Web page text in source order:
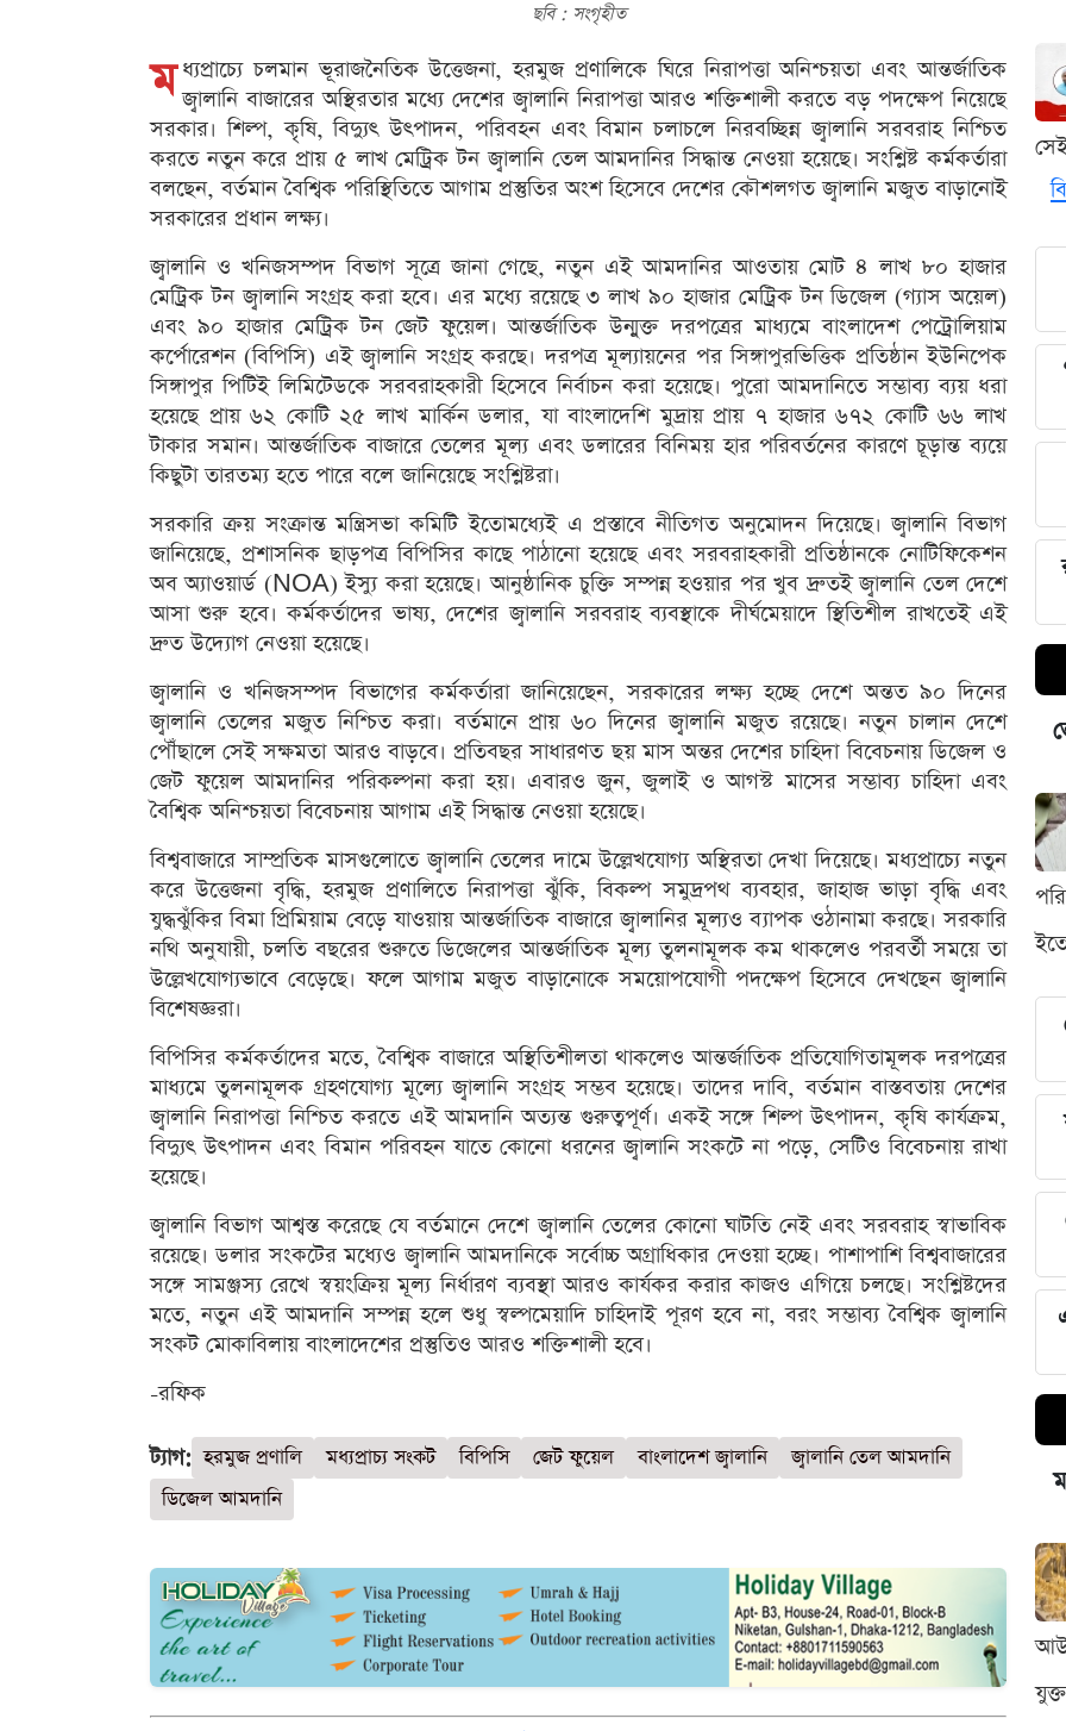
ছবি : সংগৃহীত
ম ধ্যপ্রাচ্যে চলমান ভূরাজনৈতিক উত্তেজনা, হরমুজ প্রণালিকে ঘিরে নিরাপত্তা অনিশ্চয়তা এবং আন্তর্জাতিক
জ্বালানি বাজারের অস্থিরতার মধ্যে দেশের জ্বালানি নিরাপত্তা আরও শক্তিশালী করতে বড় পদক্ষেপ নিয়েছে
সরকার। শিল্প, কৃষি, বিদ্যুৎ উৎপাদন, পরিবহন এবং বিমান চলাচলে নিরবচ্ছিন্ন জ্বালানি সরবরাহ নিশ্চিত
করতে নতুন করে প্রায় ৫ লাখ মেট্রিক টন জ্বালানি তেল আমদানির সিদ্ধান্ত নেওয়া হয়েছে। সংশ্লিষ্ট কর্মকর্তারা
বলছেন, বর্তমান বৈশ্বিক পরিস্থিতিতে আগাম প্রস্তুতির অংশ হিসেবে দেশের কৌশলগত জ্বালানি মজুত বাড়ানোই
সরকারের প্রধান লক্ষ্য।
জ্বালানি ও খনিজসম্পদ বিভাগ সূত্রে জানা গেছে, নতুন এই আমদানির আওতায় মোট ৪ লাখ ৮০ হাজার
মেট্রিক টন জ্বালানি সংগ্রহ করা হবে। এর মধ্যে রয়েছে ৩ লাখ ৯০ হাজার মেট্রিক টন ডিজেল (গ্যাস অয়েল)
এবং ৯০ হাজার মেট্রিক টন জেট ফুয়েল। আন্তর্জাতিক উন্মুক্ত দরপত্রের মাধ্যমে বাংলাদেশ পেট্রোলিয়াম
কর্পোরেশন (বিপিসি) এই জ্বালানি সংগ্রহ করছে। দরপত্র মূল্যায়নের পর সিঙ্গাপুরভিত্তিক প্রতিষ্ঠান ইউনিপেক
সিঙ্গাপুর পিটিই লিমিটেডকে সরবরাহকারী হিসেবে নির্বাচন করা হয়েছে। পুরো আমদানিতে সম্ভাব্য ব্যয় ধরা
হয়েছে প্রায় ৬২ কোটি ২৫ লাখ মার্কিন ডলার, যা বাংলাদেশি মুদ্রায় প্রায় ৭ হাজার ৬৭২ কোটি ৬৬ লাখ
টাকার সমান। আন্তর্জাতিক বাজারে তেলের মূল্য এবং ডলারের বিনিময় হার পরিবর্তনের কারণে চূড়ান্ত ব্যয়ে
কিছুটা তারতম্য হতে পারে বলে জানিয়েছে সংশ্লিষ্টরা।
সরকারি ক্রয় সংক্রান্ত মন্ত্রিসভা কমিটি ইতোমধ্যেই এ প্রস্তাবে নীতিগত অনুমোদন দিয়েছে। জ্বালানি বিভাগ
জানিয়েছে, প্রশাসনিক ছাড়পত্র বিপিসির কাছে পাঠানো হয়েছে এবং সরবরাহকারী প্রতিষ্ঠানকে নোটিফিকেশন
অব অ্যাওয়ার্ড (NOA) ইস্যু করা হয়েছে। আনুষ্ঠানিক চুক্তি সম্পন্ন হওয়ার পর খুব দ্রুতই জ্বালানি তেল দেশে
আসা শুরু হবে। কর্মকর্তাদের ভাষ্য, দেশের জ্বালানি সরবরাহ ব্যবস্থাকে দীর্ঘমেয়াদে স্থিতিশীল রাখতেই এই
দ্রুত উদ্যোগ নেওয়া হয়েছে।
জ্বালানি ও খনিজসম্পদ বিভাগের কর্মকর্তারা জানিয়েছেন, সরকারের লক্ষ্য হচ্ছে দেশে অন্তত ৯০ দিনের
জ্বালানি তেলের মজুত নিশ্চিত করা। বর্তমানে প্রায় ৬০ দিনের জ্বালানি মজুত রয়েছে। নতুন চালান দেশে
পৌঁছালে সেই সক্ষমতা আরও বাড়বে। প্রতিবছর সাধারণত ছয় মাস অন্তর দেশের চাহিদা বিবেচনায় ডিজেল ও
জেট ফুয়েল আমদানির পরিকল্পনা করা হয়। এবারও জুন, জুলাই ও আগস্ট মাসের সম্ভাব্য চাহিদা এবং
বৈশ্বিক অনিশ্চয়তা বিবেচনায় আগাম এই সিদ্ধান্ত নেওয়া হয়েছে।
বিশ্ববাজারে সাম্প্রতিক মাসগুলোতে জ্বালানি তেলের দামে উল্লেখযোগ্য অস্থিরতা দেখা দিয়েছে। মধ্যপ্রাচ্যে নতুন
করে উত্তেজনা বৃদ্ধি, হরমুজ প্রণালিতে নিরাপত্তা ঝুঁকি, বিকল্প সমুদ্রপথ ব্যবহার, জাহাজ ভাড়া বৃদ্ধি এবং
যুদ্ধঝুঁকির বিমা প্রিমিয়াম বেড়ে যাওয়ায় আন্তর্জাতিক বাজারে জ্বালানির মূল্যও ব্যাপক ওঠানামা করছে। সরকারি
নথি অনুযায়ী, চলতি বছরের শুরুতে ডিজেলের আন্তর্জাতিক মূল্য তুলনামূলক কম থাকলেও পরবর্তী সময়ে তা
উল্লেখযোগ্যভাবে বেড়েছে। ফলে আগাম মজুত বাড়ানোকে সময়োপযোগী পদক্ষেপ হিসেবে দেখছেন জ্বালানি
বিশেষজ্ঞরা।
বিপিসির কর্মকর্তাদের মতে, বৈশ্বিক বাজারে অস্থিতিশীলতা থাকলেও আন্তর্জাতিক প্রতিযোগিতামূলক দরপত্রের
মাধ্যমে তুলনামূলক গ্রহণযোগ্য মূল্যে জ্বালানি সংগ্রহ সম্ভব হয়েছে। তাদের দাবি, বর্তমান বাস্তবতায় দেশের
জ্বালানি নিরাপত্তা নিশ্চিত করতে এই আমদানি অত্যন্ত গুরুত্বপূর্ণ। একই সঙ্গে শিল্প উৎপাদন, কৃষি কার্যক্রম,
বিদ্যুৎ উৎপাদন এবং বিমান পরিবহন যাতে কোনো ধরনের জ্বালানি সংকটে না পড়ে, সেটিও বিবেচনায় রাখা
হয়েছে।
জ্বালানি বিভাগ আশ্বস্ত করেছে যে বর্তমানে দেশে জ্বালানি তেলের কোনো ঘাটতি নেই এবং সরবরাহ স্বাভাবিক
রয়েছে। ডলার সংকটের মধ্যেও জ্বালানি আমদানিকে সর্বোচ্চ অগ্রাধিকার দেওয়া হচ্ছে। পাশাপাশি বিশ্ববাজারের
সঙ্গে সামঞ্জস্য রেখে স্বয়ংক্রিয় মূল্য নির্ধারণ ব্যবস্থা আরও কার্যকর করার কাজও এগিয়ে চলছে। সংশ্লিষ্টদের
মতে, নতুন এই আমদানি সম্পন্ন হলে শুধু স্বল্পমেয়াদি চাহিদাই পূরণ হবে না, বরং সম্ভাব্য বৈশ্বিক জ্বালানি
সংকট মোকাবিলায় বাংলাদেশের প্রস্তুতিও আরও শক্তিশালী হবে।
-রফিক
ট্যাগ: হরমুজ প্রণালি মধ্যপ্রাচ্য সংকট বিপিসি জেট ফুয়েল বাংলাদেশ জ্বালানি
জ্বালানি তেল আমদানি
ডিজেল আমদানি